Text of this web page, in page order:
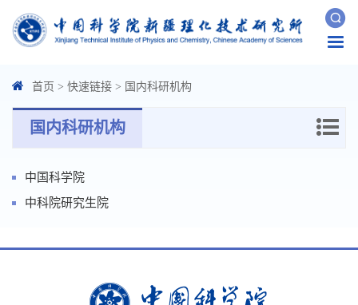
首页 > 快速链接 > 国内科研机构
国内科研机构
中国科学院
中科院研究生院